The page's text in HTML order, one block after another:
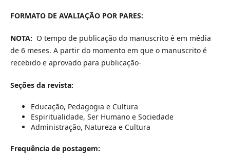
FORMATO DE AVALIAÇÃO POR PARES:
NOTA: O tempo de publicação do manuscrito é em média
de 6 meses. A partir do momento em que o manuscrito é
recebido e aprovado para publicação-
Seções da revista:
Educação, Pedagogia e Cultura
Espiritualidade, Ser Humano e Sociedade
Administração, Natureza e Cultura
Frequência de postagem: